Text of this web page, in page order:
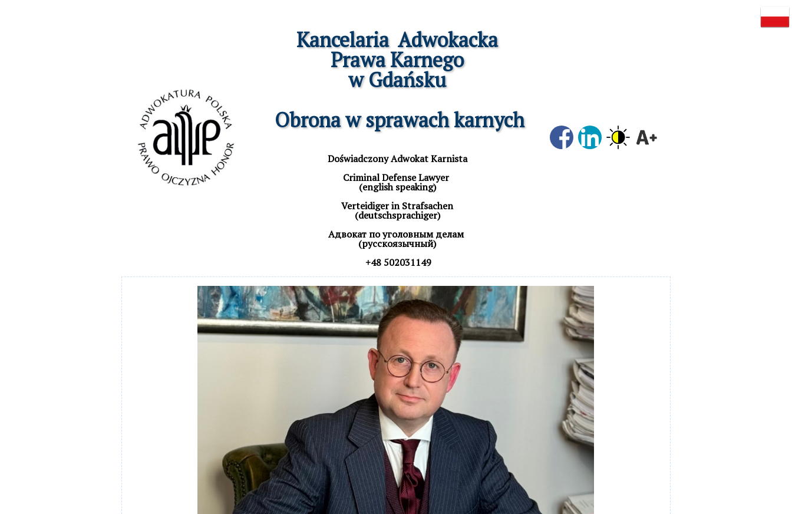
Kancelaria  Adwokacka
Prawa Karnego
w Gdańsku
Obrona w sprawach karnych
Doświadczony Adwokat Karnista
Criminal Defense Lawyer
(english speaking)
(deutschsprachiger)
Aдвокат по уголовным делам
(русскоязычный)
+48 502031149